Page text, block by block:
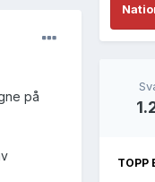
på
TOPP